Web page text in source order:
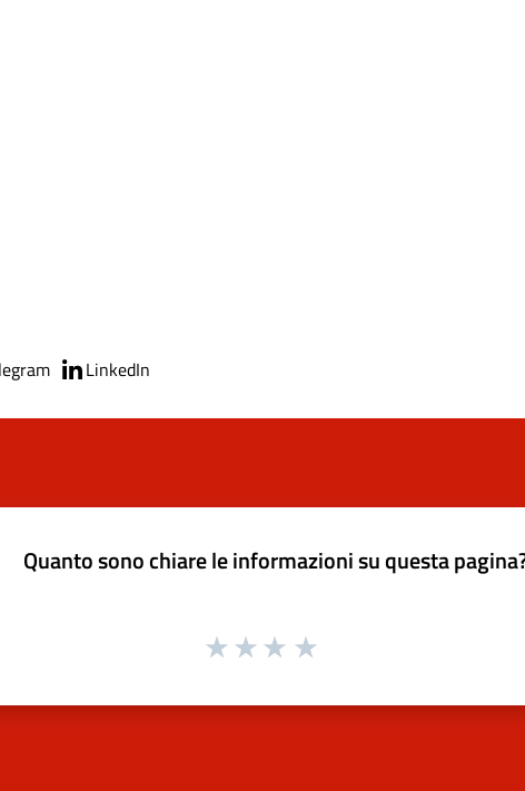
LinkedIn
Quanto sono chiare le informazioni su questa